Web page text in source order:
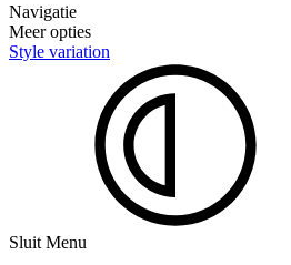
Navigatie
Meer opties
Style variation
Sluit Menu